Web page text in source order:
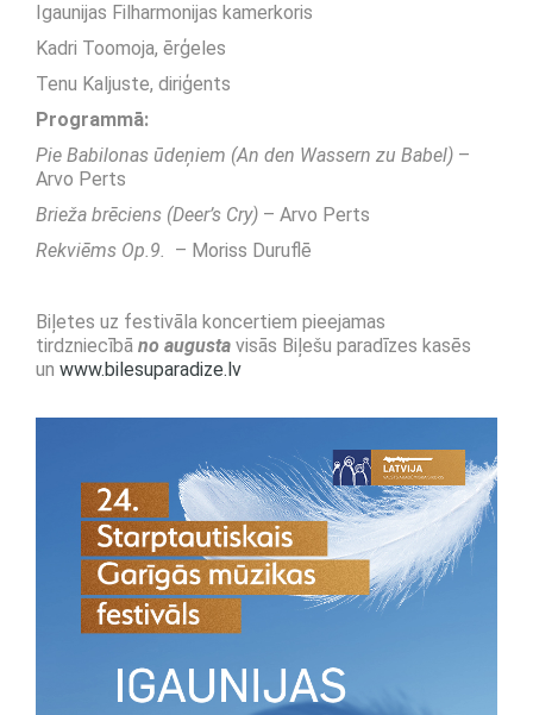
Igaunijas Filharmonijas kamerkoris
Kadri Toomoja, ērģeles
Tenu Kaljuste, diriģents
Programmā:
Pie Babilonas ūdeņiem (An den Wassern zu Babel) –
Arvo Perts
Brieža brēciens (Deer’s Cry) – Arvo Perts
Rekviēms Op.9. – Moriss Duruflē
Biļetes uz festivāla koncertiem pieejamas
tirdzniecībā no augusta visās Biļešu paradīzes kasēs
un www.bilesuparadize.lv